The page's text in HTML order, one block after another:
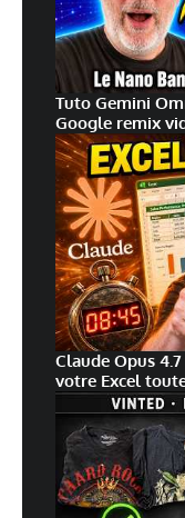
Tuto Gemini
Google remix
Claude Opus
votre Excel